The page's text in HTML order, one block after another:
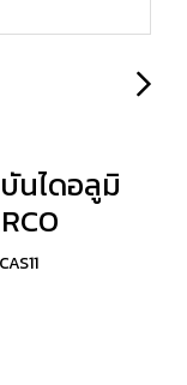
บันไดอลูมิ